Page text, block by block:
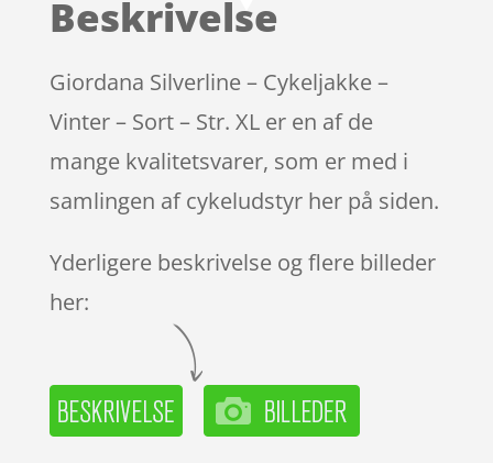
på
ømmels
er
Beskrivelse
Giordana Silverline – Cykeljakke –
Vinter – Sort – Str. XL er en af de
mange kvalitetsvarer, som er med i
samlingen af cykeludstyr her på siden.
Yderligere beskrivelse og flere billeder
her: